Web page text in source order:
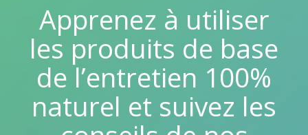
Apprenez à utiliser
les produits de base
de l’entretien 100%
naturel et suivez les